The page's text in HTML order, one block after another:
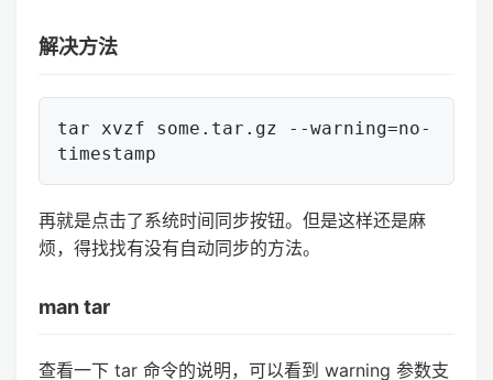
解决方法
tar xvzf some.tar.gz --warning=no-
再就是点击了系统时间同步按钮。但是这样还是麻
烦，得找找有没有自动同步的方法。
man tar
查看一下 tar 命令的说明，可以看到 warning 参数支